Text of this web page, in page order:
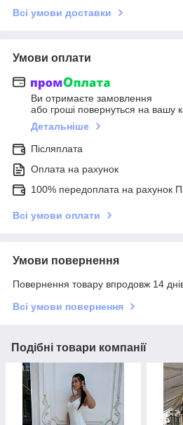
Всі умови доставки
Умови оплати
Ви отримаєте замовлення
або гроші повернуться на вашу
Детальніше
Післяплата
Оплата на рахунок
100% передоплата на рахунок
Всі умови оплати
Умови повернення
Повернення товару впродовж 14
Всі умови повернення
Подібні товари компанії